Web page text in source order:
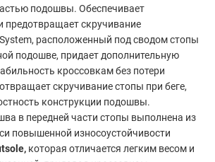
подошвы. Обеспечивает
предотвращает скручивание
расположенный под сводом стопы
подошве, придает дополнительную
кроссовкам без потери
скручивание стопы при беге,
конструкции подошвы.
в передней части стопы выполнена из
повышенной износоустойчивости
которая отличается легким весом и